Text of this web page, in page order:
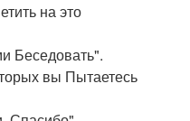
на это
Беседовать".
вы Пытаетесь